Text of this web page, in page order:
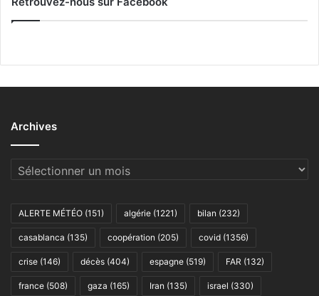
Archives
Archives
ALERTE MÉTÉO (151) algérie (1221) bilan (232)
casablanca (135) coopération (205) covid (1356)
crise (146) décès (404) espagne (519) FAR (132)
france (508) gaza (165) Iran (135) israel (330)